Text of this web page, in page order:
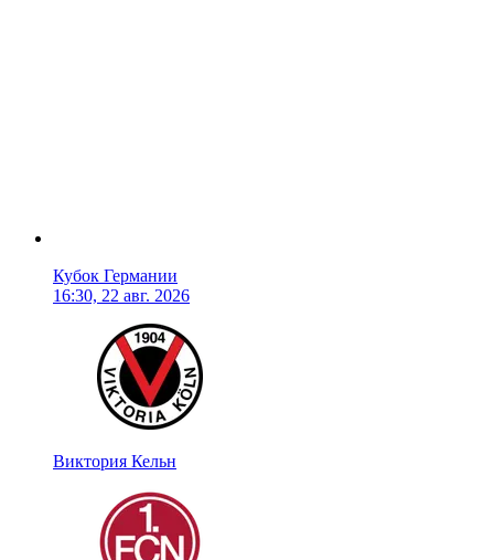
Кубок Германии
16:30, 22 авг. 2026
Виктория Кельн